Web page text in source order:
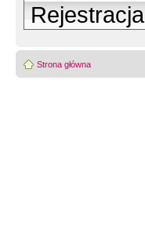
Rejestracja
Strona główna